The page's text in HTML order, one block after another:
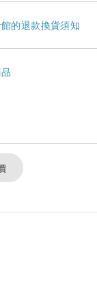
的退款換貨須知